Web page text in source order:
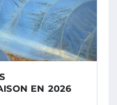
EN 2026